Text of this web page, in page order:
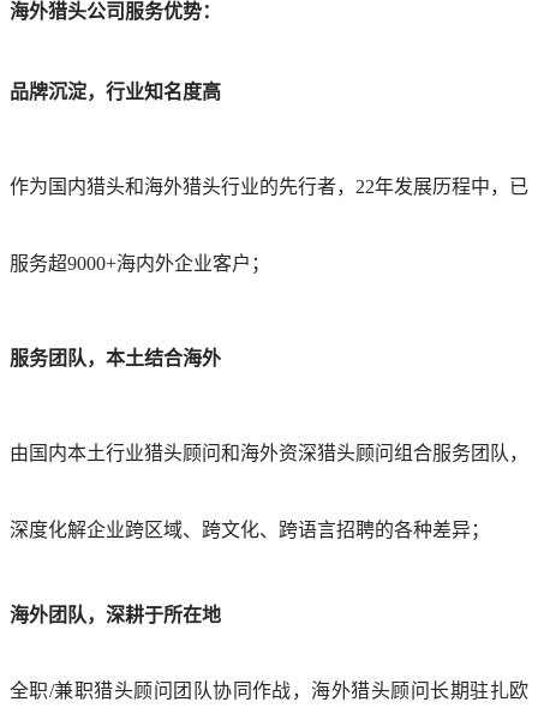
海外猎头公司服务优势：
品牌沉淀，行业知名度高
作为国内猎头和海外猎头行业的先行者，22年发展历程中，已
服务超9000+海内外企业客户；
服务团队，本土结合海外
由国内本土行业猎头顾问和海外资深猎头顾问组合服务团队，
深度化解企业跨区域、跨文化、跨语言招聘的各种差异；
海外团队，深耕于所在地
全职/兼职猎头顾问团队协同作战，海外猎头顾问长期驻扎欧